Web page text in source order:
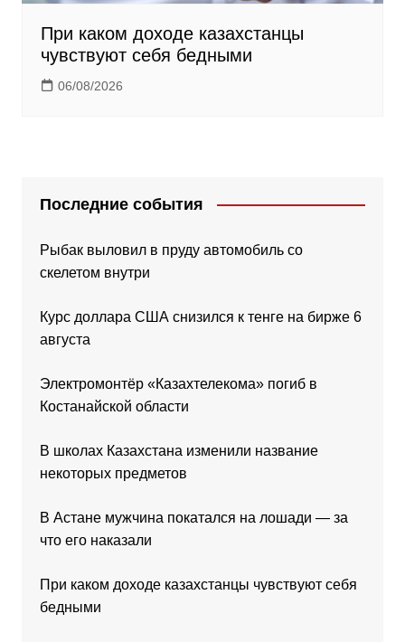
При каком доходе казахстанцы
чувствуют себя бедными
06/08/2026
Последние события
Рыбак выловил в пруду автомобиль со
скелетом внутри
Курс доллара США снизился к тенге на бирже 6
августа
Электромонтёр «Казахтелекома» погиб в
Костанайской области
В школах Казахстана изменили название
некоторых предметов
В Астане мужчина покатался на лошади — за
что его наказали
При каком доходе казахстанцы чувствуют себя
бедными